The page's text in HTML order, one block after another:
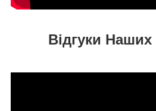
Відгуки Наших